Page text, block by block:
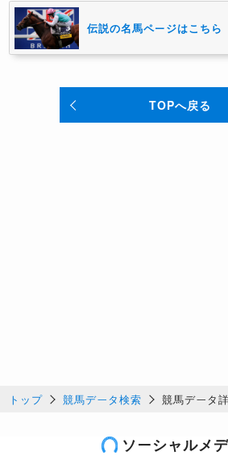
伝説の名馬ページはこちら
TOPへ戻る
トップ 競馬データ検索 競馬データ
ソーシャルメ